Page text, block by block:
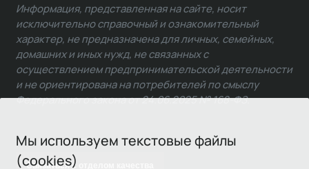
Мы используем текстовые файлы
(cookies)
Связаться с отделом качества
Информация, представленная на сайте, носит
исключительно справочный и ознакомительный
характер, не предназначена для личных, семейных,
домашних и иных нужд, не связанных с
осуществлением предпринимательской деятельности
и не ориентирована на потребителей по смыслу
Федерального закона от 24.06.2025 № 168-ФЗ.